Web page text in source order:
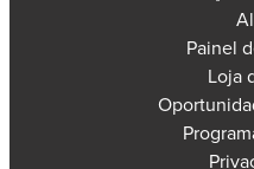
Painel
Loja